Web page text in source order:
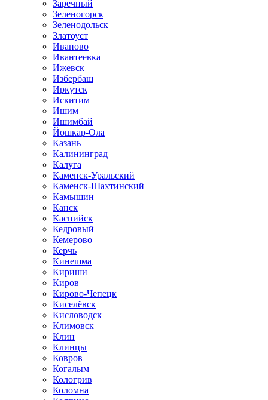
Заречный
Зеленогорск
Зеленодольск
Златоуст
Иваново
Ивантеевка
Ижевск
Избербаш
Иркутск
Искитим
Ишим
Ишимбай
Йошкар-Ола
Казань
Калининград
Калуга
Каменск-Уральский
Каменск-Шахтинский
Камышин
Канск
Каспийск
Кедровый
Кемерово
Керчь
Кинешма
Кириши
Киров
Кирово-Чепецк
Киселёвск
Кисловодск
Климовск
Клин
Клинцы
Ковров
Когалым
Кологрив
Коломна